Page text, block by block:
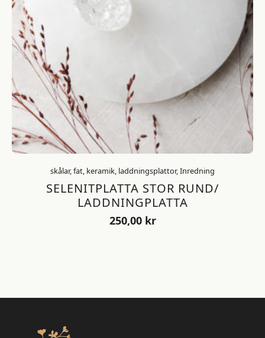
skålar, fat, keramik, laddningsplattor, Inredning
SELENITPLATTA STOR RUND/
LADDNINGPLATTA
250,00 kr